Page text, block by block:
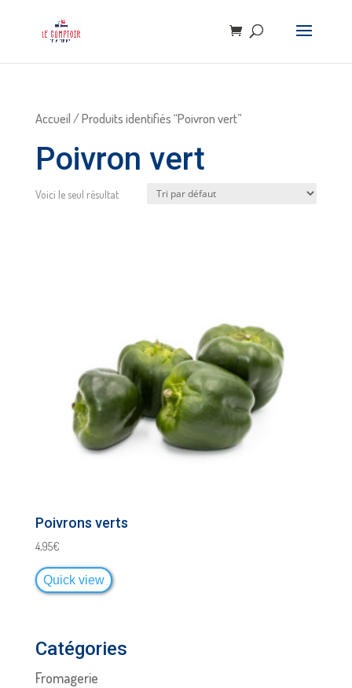
Accueil/ Produits identifiés “Poivron vert”
Poivron vert
Voici le seul résultat
Poivrons verts
4,95€
Quick view
Catégories
Fromagerie